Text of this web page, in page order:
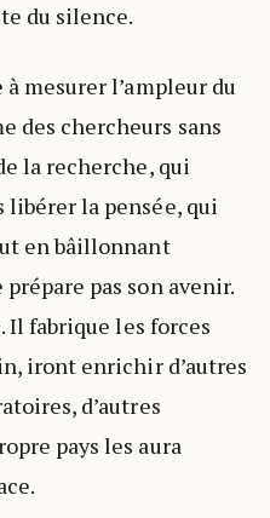
du silence.
mesurer l’ampleur du
des chercheurs sans
la recherche, qui
libérer la pensée, qui
en bâillonnant
pas son avenir.
Il fabrique les forces
iront enrichir d’autres
d’autres
pays les aura